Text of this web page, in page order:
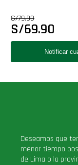
S/79.90
S/69.90
Deseamos que
menor tiempo
de Lima o la